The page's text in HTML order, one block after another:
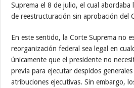
Suprema el 8 de julio, el cual abordaba
de reestructuración sin aprobación del
En este sentido, la Corte Suprema no
reorganización federal sea legal en
únicamente que el presidente no
previa para ejecutar despidos
atribuciones ejecutivas. Sin embargo,